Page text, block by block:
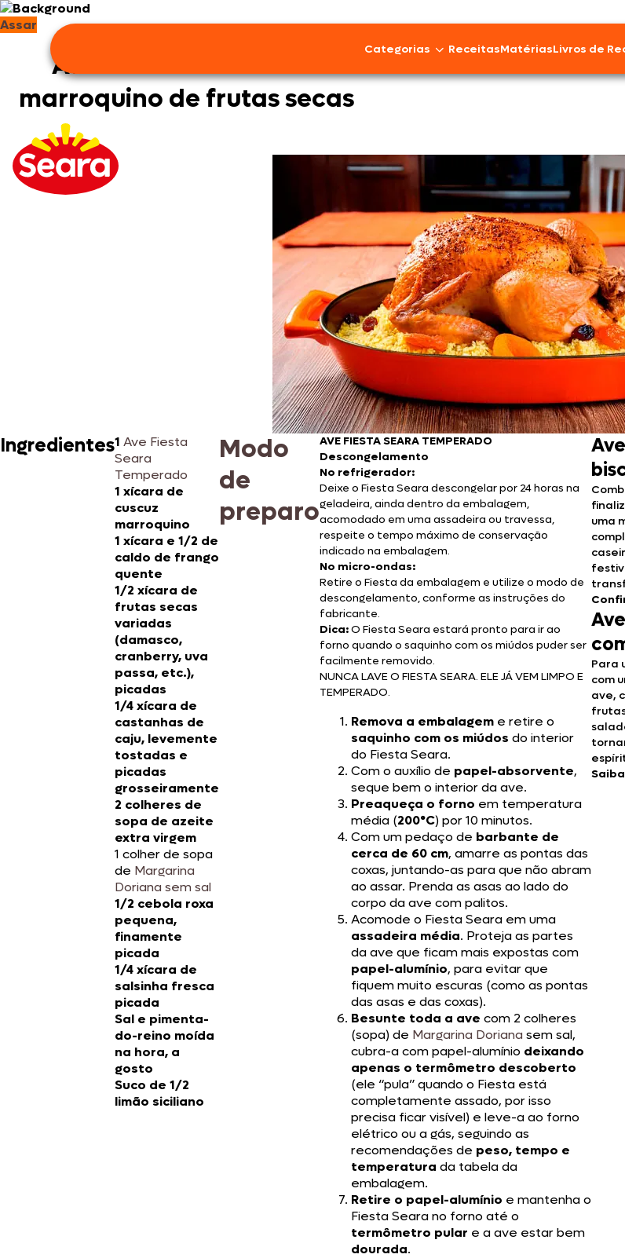
Categorias
Carnes Suínas
Aves
Frios e Embutidos
Peixes e Frutos do Mar
100% Vegetal
Doces, Bolos e Sobremesas
Pães e Massas
Bebidas
Entrevistas
ReceitasMatériasLivros de
Assar
Ave Fiesta com cuscuz
marroquino de frutas secas
Ingredientes1 Ave Fiesta
Seara
Temperado
1 xícara de
cuscuz
marroquino
1 xícara e 1/2 de
caldo de frango
quente
1/2 xícara de
frutas secas
variadas
(damasco,
cranberry, uva
passa, etc.),
picadas
1/4 xícara de
castanhas de
caju, levemente
tostadas e
picadas
grosseiramente
2 colheres de
sopa de azeite
extra virgem
1 colher de sopa
de Margarina
Doriana sem sal
1/2 cebola roxa
pequena,
finamente
picada
1/4 xícara de
salsinha fresca
picada
Sal e pimenta-
do-reino moída
na hora, a
gosto
Suco de 1/2
limão siciliano
Modo
de
preparo
AVE FIESTA SEARA TEMPERADO
Descongelamento
No refrigerador:
Deixe o Fiesta Seara descongelar por 24 horas na
geladeira, ainda dentro da embalagem,
acomodado em uma assadeira ou travessa,
respeite o tempo máximo de conservação
indicado na embalagem.
No micro-ondas:
Retire o Fiesta da embalagem e utilize o modo de
descongelamento, conforme as instruções do
fabricante.
Dica:O Fiesta Seara estará pronto para ir ao
forno quando o saquinho com os miúdos puder ser
facilmente removido.
NUNCA LAVE O FIESTA SEARA. ELE JÁ VEM LIMPO E
TEMPERADO.
Remova a embalagem e retire o
saquinho com os miúdos do interior
do Fiesta Seara.
Com o auxílio de papel-absorvente,
seque bem o interior da ave.
Preaqueça o forno em temperatura
média (200°C) por 10 minutos.
Com um pedaço de barbante de
cerca de 60 cm, amarre as pontas das
coxas, juntando-as para que não abram
ao assar. Prenda as asas ao lado do
corpo da ave com palitos.
Acomode o Fiesta Seara em uma
assadeira média. Proteja as partes
da ave que ficam mais expostas com
papel-alumínio, para evitar que
fiquem muito escuras (como as pontas
das asas e das coxas).
Besunte toda a ave com 2 colheres
(sopa) de Margarina Doriana sem sal,
cubra-a com papel-alumínio deixando
apenas o termômetro descoberto
(ele “pula” quando o Fiesta está
completamente assado, por isso
precisa ficar visível) e leve-a ao forno
elétrico ou a gás, seguindo as
recomendações de peso, tempo e
temperatura da tabela da
embalagem.
Retire o papel-alumínio e mantenha o
Fiesta Seara no forno até o
termômetro pular e a ave estar bem
dourada.
uma
Para
com
ave,